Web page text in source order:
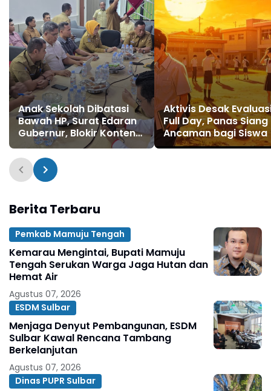
Anak Sekolah Dibatasi
Bawah HP, Surat Edaran
Gubernur, Blokir Konten
Ekstrem di Gerbang
Pendidikan Sulbar
Aktivis Desak
Full Day, Panas Siang
Ancaman bagi Siswa
Berita Terbaru
Pemkab Mamuju Tengah
Kemarau Mengintai, Bupati Mamuju
Tengah Serukan Warga Jaga Hutan dan
Hemat Air
Agustus 07, 2026
ESDM Sulbar
Menjaga Denyut Pembangunan, ESDM
Sulbar Kawal Rencana Tambang
Berkelanjutan
Agustus 07, 2026
Dinas PUPR Sulbar